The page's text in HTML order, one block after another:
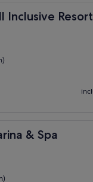
Inclusive
Resort Casino & Spa
& Spa